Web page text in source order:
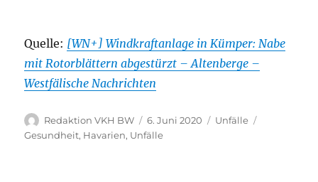
Quelle: [WN+] Windkraftanlage in Kümper: Nabe
mit Rotorblättern abgestürzt – Altenberge –
Westfälische Nachrichten
Autor
Redaktion VKH BW
Veröffentlicht
am
6. Juni 2020 Kategorien
Unfälle
Gesundheit, Havarien, Unfälle